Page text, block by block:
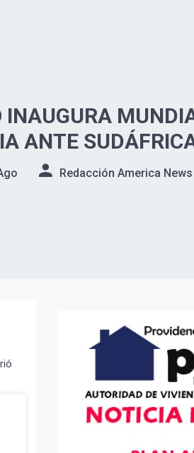
INAUGURA
ANTE
Redacción America News